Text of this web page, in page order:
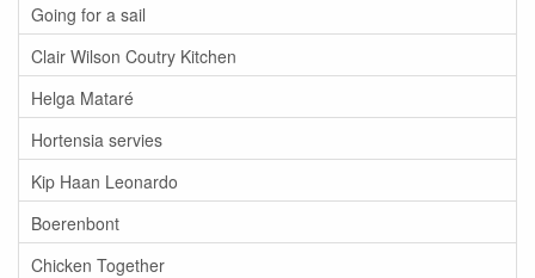
Going for a sail
Clair Wilson Coutry Kitchen
Helga Mataré
Hortensia servies
Kip Haan Leonardo
Boerenbont
Chicken Together